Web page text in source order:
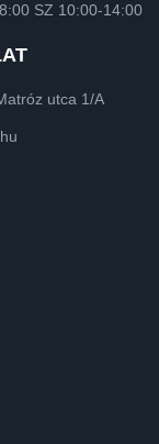
SZ 10:00-14:00
utca 1/A